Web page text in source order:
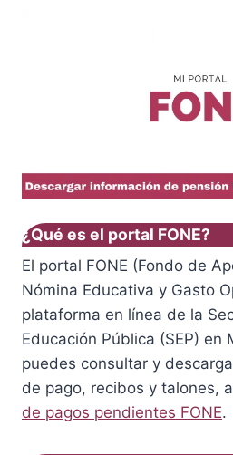
¿Qué es el portal FONE?
El portal FONE (Fondo de
Nómina Educativa y Gasto
plataforma en línea de la
Educación Pública (SEP) en
puedes consultar y
de pago, recibos y talones,
de pagos pendientes FONE.